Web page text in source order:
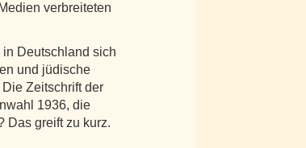
verbreiteten
Deutschland sich
und jüdische
Die Zeitschrift der
1936, die
Das greift zu kurz.